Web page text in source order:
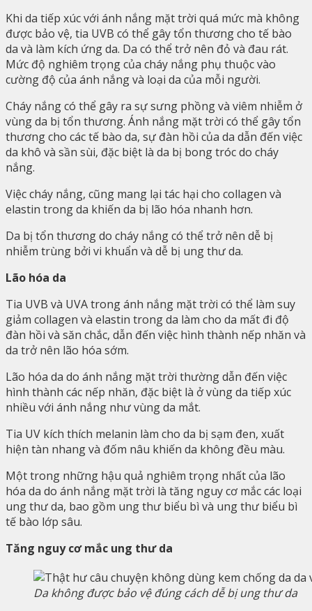
Khi da tiếp xúc với ánh nắng mặt trời quá mức mà không
được bảo vệ, tia UVB có thể gây tổn thương cho tế bào
da và làm kích ứng da. Da có thể trở nên đỏ và đau rát.
Mức độ nghiêm trọng của cháy nắng phụ thuộc vào
cường độ của ánh nắng và loại da của mỗi người.
Cháy nắng có thể gây ra sự sưng phồng và viêm nhiễm ở
vùng da bị tổn thương. Ánh nắng mặt trời có thể gây tổn
thương cho các tế bào da, sự đàn hồi của da dẫn đến việc
da khô và sần sùi, đặc biệt là da bị bong tróc do cháy
nắng.
Việc cháy nắng, cũng mang lại tác hại cho collagen và
elastin trong da khiến da bị lão hóa nhanh hơn.
Da bị tổn thương do cháy nắng có thể trở nên dễ bị
nhiễm trùng bởi vi khuẩn và dễ bị ung thư da.
Lão hóa da
Tia UVB và UVA trong ánh nắng mặt trời có thể làm suy
giảm collagen và elastin trong da làm cho da mất đi độ
đàn hồi và săn chắc, dẫn đến việc hình thành nếp nhăn và
da trở nên lão hóa sớm.
Lão hóa da do ánh nắng mặt trời thường dẫn đến việc
hình thành các nếp nhăn, đặc biệt là ở vùng da tiếp xúc
nhiều với ánh nắng như vùng da mắt.
Tia UV kích thích melanin làm cho da bị sạm đen, xuất
hiện tàn nhang và đốm nâu khiến da không đều màu.
Một trong những hậu quả nghiêm trọng nhất của lão
hóa da do ánh nắng mặt trời là tăng nguy cơ mắc các loại
ung thư da, bao gồm ung thư biểu bì và ung thư biểu bì
tế bào lớp sâu.
Tăng nguy cơ mắc ung thư da
Da không được bảo vệ đúng cách dễ bị ung thư da